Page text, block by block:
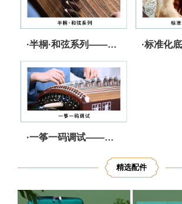
·半桐·和弦系列——音色纯净 张驰有度
·一筝一码调试——严选把关 调音无忧
精选配件